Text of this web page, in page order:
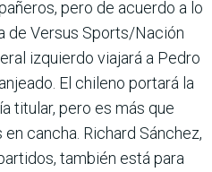
pero de acuerdo a lo
de Ver­sus Sports/Nación
izquierdo viajará a Pedro
El chileno por­tará la
titular, pero es más que
cancha. Richard Sánchez,
también está para